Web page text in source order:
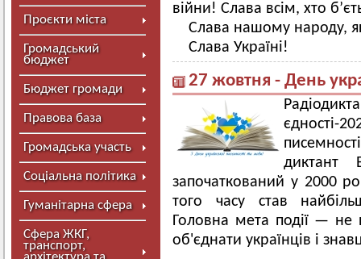
Проєкти міста
Громадський
бюджет
Бюджет громади
Правова база
Громадська участь
Соціальна політика
Гуманітарна сфера
Сфера ЖКГ,
транспорт,
війни! Слава всім, хто
Слава нашому народу,
Слава Україні!
27 жовтня - День
єдності-
диктант
започаткований у 2000
того часу став
Головна мета події — не
об'єднати українців і